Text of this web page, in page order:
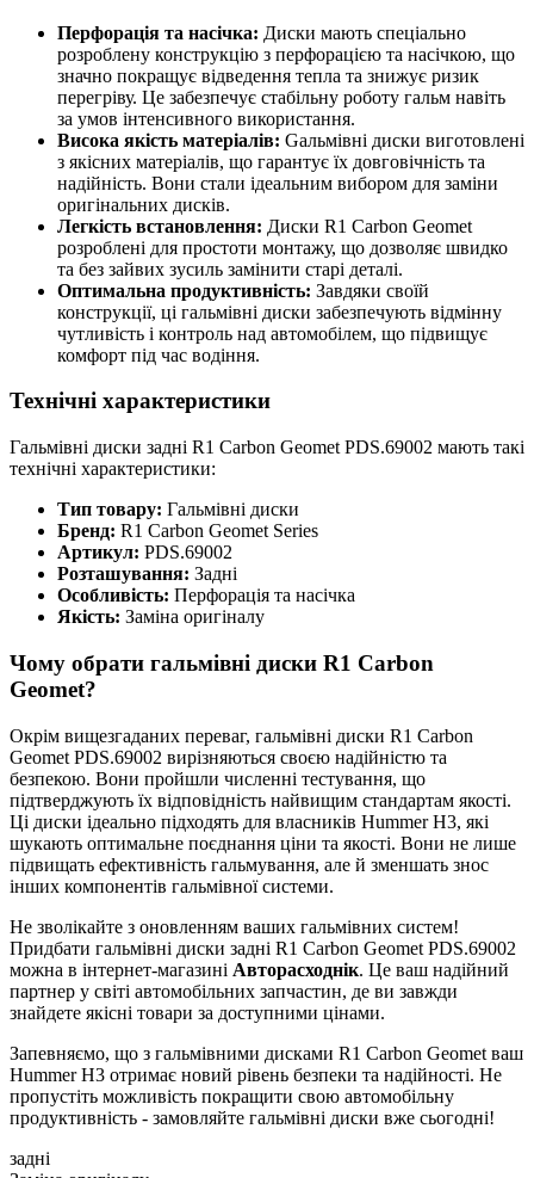
Перфорація та насічка: Диски мають спеціально
розроблену конструкцію з перфорацією та насічкою, що
значно покращує відведення тепла та знижує ризик
перегріву. Це забезпечує стабільну роботу гальм навіть
за умов інтенсивного використання.
Висока якість матеріалів: Gальмівні диски виготовлені
з якісних матеріалів, що гарантує їх довговічність та
надійність. Вони стали ідеальним вибором для заміни
оригінальних дисків.
Легкість встановлення: Диски R1 Carbon Geomet
розроблені для простоти монтажу, що дозволяє швидко
та без зайвих зусиль замінити старі деталі.
Оптимальна продуктивність: Завдяки своїй
конструкції, ці гальмівні диски забезпечують відмінну
чутливість і контроль над автомобілем, що підвищує
комфорт під час водіння.
Технічні характеристики
Гальмівні диски задні R1 Carbon Geomet PDS.69002 мають такі
технічні характеристики:
Тип товару: Гальмівні диски
Бренд: R1 Carbon Geomet Series
Артикул: PDS.69002
Розташування: Задні
Особливість: Перфорація та насічка
Якість: Заміна оригіналу
Чому обрати гальмівні диски R1 Carbon
Geomet?
Окрім вищезгаданих переваг, гальмівні диски R1 Carbon
Geomet PDS.69002 вирізняються своєю надійністю та
безпекою. Вони пройшли численні тестування, що
підтверджують їх відповідність найвищим стандартам якості.
Ці диски ідеально підходять для власників Hummer H3, які
шукають оптимальне поєднання ціни та якості. Вони не лише
підвищать ефективність гальмування, але й зменшать знос
інших компонентів гальмівної системи.
Не зволікайте з оновленням ваших гальмівних систем!
Придбати гальмівні диски задні R1 Carbon Geomet PDS.69002
можна в інтернет-магазині Авторасходнік. Це ваш надійний
партнер у світі автомобільних запчастин, де ви завжди
знайдете якісні товари за доступними цінами.
Запевняємо, що з гальмівними дисками R1 Carbon Geomet ваш
Hummer H3 отримає новий рівень безпеки та надійності. Не
пропустіть можливість покращити свою автомобільну
продуктивність - замовляйте гальмівні диски вже сьогодні!
задні